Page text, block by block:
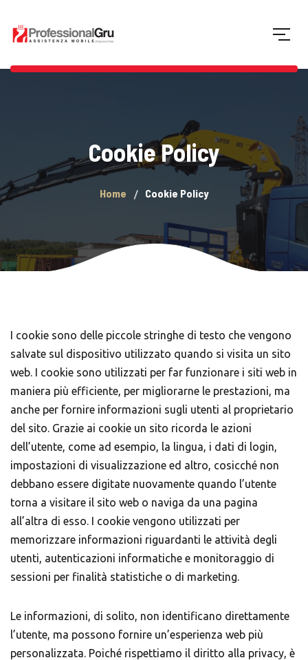
Cookie Policy
Home Cookie Policy
I cookie sono delle piccole stringhe di testo che vengono
salvate sul dispositivo utilizzato quando si visita un sito
web. I cookie sono utilizzati per far funzionare i siti web in
maniera più efficiente, per migliorarne le prestazioni, ma
anche per fornire informazioni sugli utenti al proprietario
del sito. Grazie ai cookie un sito ricorda le azioni
dell’utente, come ad esempio, la lingua, i dati di login,
impostazioni di visualizzazione ed altro, cosicché non
debbano essere digitate nuovamente quando l’utente
torna a visitare il sito web o naviga da una pagina
all’altra di esso. I cookie vengono utilizzati per
memorizzare informazioni riguardanti le attività degli
utenti, autenticazioni informatiche e monitoraggio di
sessioni per finalità statistiche o di marketing.
Le informazioni, di solito, non identificano direttamente
l’utente, ma possono fornire un’esperienza web più
personalizzata. Poiché rispettiamo il diritto alla privacy, è